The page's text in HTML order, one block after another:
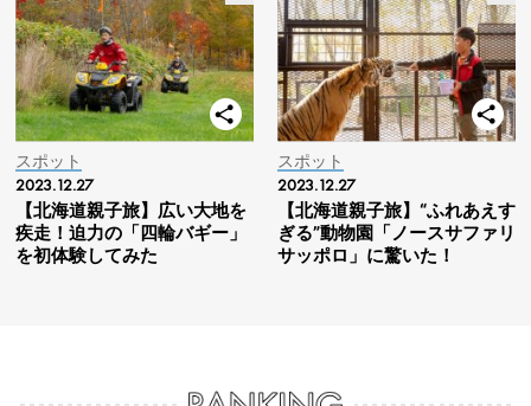
スポット
2023.12.27
【北海道親子旅】広い大地を
疾走！迫力の「四輪バギー」
を初体験してみた
スポット
2023.12.27
【北海道親子旅】“ふれあえす
ぎる”動物園「ノースサファリ
サッポロ」に驚いた！